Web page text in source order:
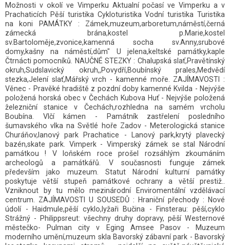
Možnosti v okolí ve Vimperku Aktualní počasí ve Vimperku a v
Prachaticích Pěší turistika Cykloturistika Vodní turistika Turistika
na koni PAMÁTKY : Zámek,muzeum,arboretum,náměstí,černá
zámecká brána,kostel p.Marie,kostel
sv.Bartoloměje,zvonice,kamenná socha sv.Anny,srubové
domy,kašny na náměstí,dům" U jelena,keltské památky,kaple
Čtrnácti pomocníků. NAUČNÉ STEZKY : Chalupská slať,Pravětínský
okruh,Sudslavický okruh,,Povydří,Boubínský prales,Medvědí
stezka,Jelení slať,Mářský vrch - kamenné moře. ZAJÍMAVOSTI :
Věnec - Pravěké hradiště z pozdní doby kamenné Kvilda - Nejvýše
položená horská obec v Čechách Kubova Huť - Nejvýše položená
železniční stanice v Čechách,rozhledna na samém vrcholu
Boubína. Vlčí kámen - Památník zastřelení posledního
šumavského vlka na Světlé hoře Zadov - Meterologická stanice
Churáňov,lanový park Prachatice - Lanový park,krytý plavecký
bazén,skate park. Vimperk - Vimperský zámek se stal Národní
památkou ! V loňském roce prošel rozsáhlým zkoumáním
archeologů a památkářů. V současnosti funguje zámek
především jako muzeum. Statut Národní kulturní památky
poskytuje větší stupeň památkové ochrany a větší prestiž..
Vzniknout by tu mělo mezinárodní Enviromentální vzdělávací
centrum. ZAJÍMAVOSTI U SOUSEDŮ : Hraniční přechody : Nové
údolí - Haidmule,pěší cyklo,lyžaři Bučina - Finsterau: pěší,cyklo
Strážný - Philippsreut: všechny druhy dopravy, pěší Westernové
městečko- Pulman city v Eging Amsee Pasov - Muzeum
moderního umění,muzeum skla Bavorský zábavní park - Bavorský